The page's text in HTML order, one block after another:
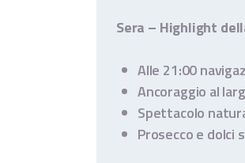
Sera – Highlight
Alle 21:00
Ancoraggio al
Spettacolo
Prosecco e